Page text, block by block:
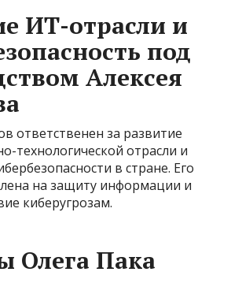
ИТ-отрасли и
под
Алексея
ответственен за развитие
технологической отрасли и
в стране. Его
на защиту информации и
киберугрозам.
Олега Пака